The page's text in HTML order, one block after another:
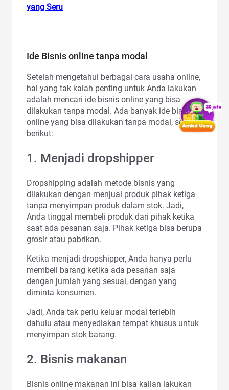
yang Seru
Ide Bisnis online tanpa modal
Setelah mengetahui berbagai cara usaha online,
hal yang tak kalah penting untuk Anda lakukan
adalah mencari ide bisnis online yang bisa
dilakukan tanpa modal. Ada banyak ide bisnis
online yang bisa dilakukan tanpa modal, seperti
berikut:
1. Menjadi dropshipper
Dropshipping adalah metode bisnis yang
dilakukan dengan menjual produk pihak ketiga
tanpa menyimpan produk dalam stok. Jadi,
Anda tinggal membeli produk dari pihak ketika
saat ada pesanan saja. Pihak ketiga bisa berupa
grosir atau pabrikan.
Ketika menjadi dropshipper, Anda hanya perlu
membeli barang ketika ada pesanan saja
dengan jumlah yang sesuai, dengan yang
diminta konsumen.
Jadi, Anda tak perlu keluar modal terlebih
dahulu atau menyediakan tempat khusus untuk
menyimpan stok barang.
2. Bisnis makanan
Bisnis online makanan ini bisa kalian lakukan